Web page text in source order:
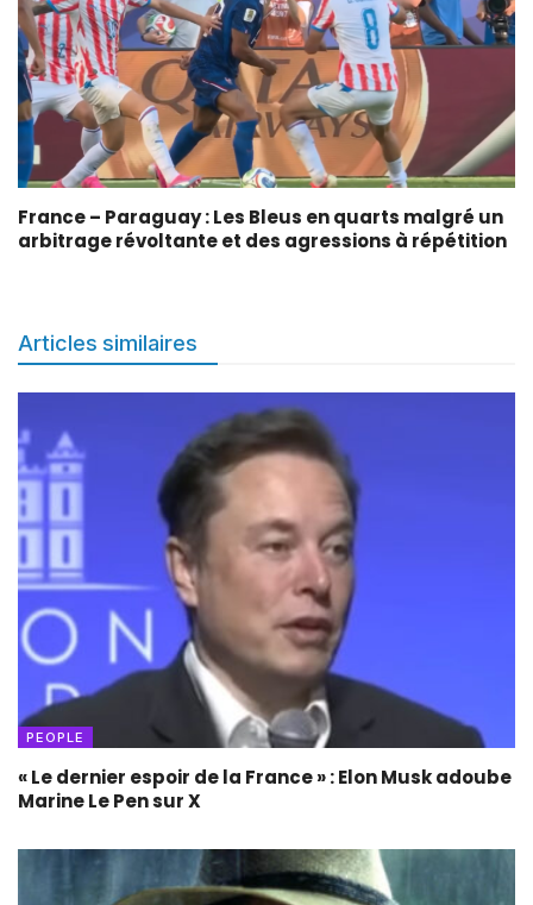
France – Paraguay : Les Bleus en quarts malgré un
arbitrage révoltante et des agressions à répétition
Articles similaires
PEOPLE
« Le dernier espoir de la France » : Elon Musk adoube
Marine Le Pen sur X